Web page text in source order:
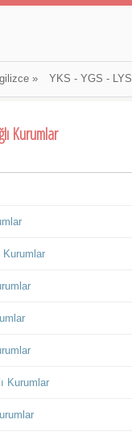
» YKS - YGS - LYS
Kurumlar
Kurumlar
Kurumlar